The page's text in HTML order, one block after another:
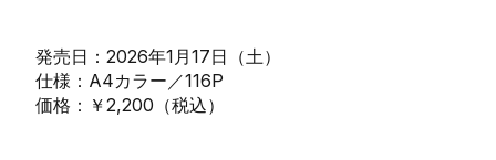
発売日：2026年1月17日（土）
仕様：A4カラー／116P
価格：￥2,200（税込）